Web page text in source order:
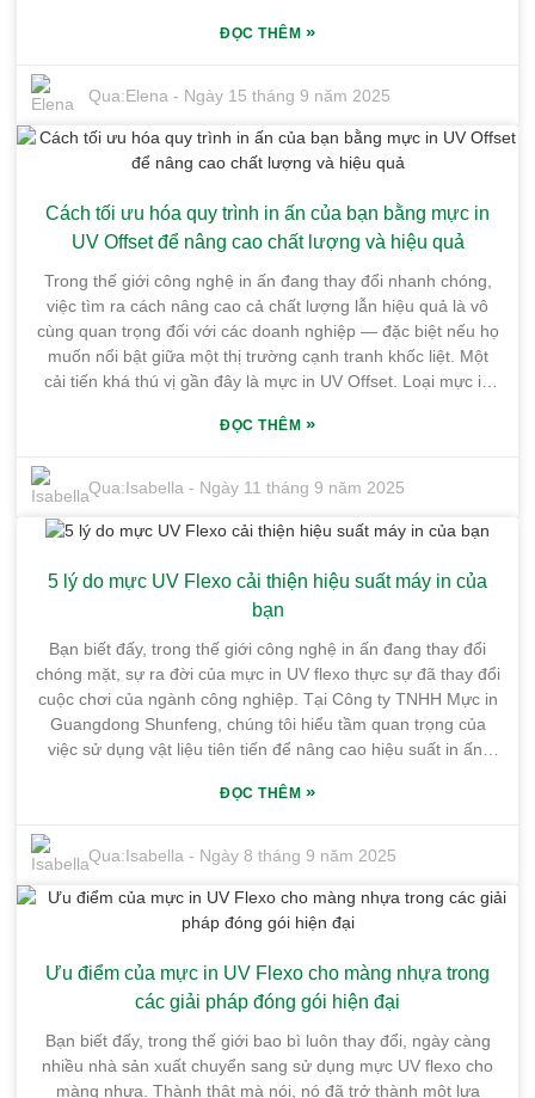
thống. Thực tế, các báo cáo gần đây cho thấy in UV flexo
người đang tìm kiếm các giải pháp thân thiện với môi trường
và chất lượng cao hơn. Tại Guangdong Shunfeng Ink Co.,
Ltd., chúng tôi rất tự hào khi dẫn đầu trong lĩnh vực này. Cơ
sở vật chất tiên tiến của chúng tôi tại Khu công nghiệp Hóa
với chất lượng sản xuất hàng đầu. Chúng tôi luôn tâm huyết
với việc tạo ra Mực in UV Flexo xuất sắc — sử dụng công
khách hàng. Nếu bạn đang cân nhắc về dự án in ấn tiếp theo
của mình, hãy xem qua mười lý do thực sự thuyết phục tại
sao Mực in UV Flexo chính là thứ bạn cần để nâng tầm kết
quả.
ĐỌC THÊM »
Qua:Elena - Ngày 15 tháng 9 năm 2025
Cách tối ưu hóa quy trình in ấn của bạn bằng mực in
UV Offset để nâng cao chất lượng và hiệu quả
Trong thế giới công nghệ in ấn đang thay đổi nhanh chóng,
việc tìm ra cách nâng cao cả chất lượng lẫn hiệu quả là vô
cùng quan trọng đối với các doanh nghiệp — đặc biệt nếu họ
muốn nổi bật giữa một thị trường cạnh tranh khốc liệt. Một
cải tiến khá thú vị gần đây là mực in UV Offset. Loại mực in
thời gian khô nhanh, khiến nó trở thành lựa chọn ưa thích
Mực in Guangdong Shunfeng, chúng tôi hoàn toàn hiểu được
tầm quan trọng của việc tối ưu hóa quy trình in để đáp ứng
nhu cầu của khách hàng hiện đại. Tọa lạc ngay tại trung tâm
chúng tôi rộng hơn 10.000 mét vuông — một không gian
hoàn hảo để chúng tôi sản xuất ra những loại mực in chất
mực in UV Offset, các công ty không chỉ có thể cải thiện chất
lượng bản in mà còn nâng cao hiệu quả hoạt động. Trong bài
viết này, tôi sẽ chia sẻ lý do tại sao việc bổ sung mực in UV
Offset vào quy trình in ấn của bạn thực sự có thể tạo ra sự
khác biệt và đưa sản lượng của bạn lên một tầm cao mới.
ĐỌC THÊM »
Qua:Isabella - Ngày 11 tháng 9 năm 2025
5 lý do mực UV Flexo cải thiện hiệu suất máy in của
bạn
Bạn biết đấy, trong thế giới công nghệ in ấn đang thay đổi
chóng mặt, sự ra đời của mực in UV flexo thực sự đã thay đổi
cuộc chơi của ngành công nghiệp. Tại Công ty TNHH Mực in
Guangdong Shunfeng, chúng tôi hiểu tầm quan trọng của
việc sử dụng vật liệu tiên tiến để nâng cao hiệu suất in ấn.
Tinh khiết Honghai, thị trấn Yonghu, với diện tích hơn 10.000
lượng cao đáp ứng nhu cầu in ấn hiện nay. Nhờ vị trí đắc địa
và giao thông thuận tiện, chúng tôi có thể vận chuyển sản
phẩm một cách nhanh chóng và đáng tin cậy. Trong bài viết
này, tôi muốn chia sẻ năm lý do thực sự thuyết phục tại sao
để giúp các doanh nghiệp tạo ra chất lượng in tốt hơn, làm
việc hiệu quả hơn và thân thiện với môi trường. Hãy cùng
công cụ không thể thiếu trong thế giới in ấn ngày nay!
ĐỌC THÊM »
Qua:Isabella - Ngày 8 tháng 9 năm 2025
Ưu điểm của mực in UV Flexo cho màng nhựa trong
các giải pháp đóng gói hiện đại
Bạn biết đấy, trong thế giới bao bì luôn thay đổi, ngày càng
nhiều nhà sản xuất chuyển sang sử dụng mực UV flexo cho
màng nhựa. Thành thật mà nói, nó đã trở thành một lựa